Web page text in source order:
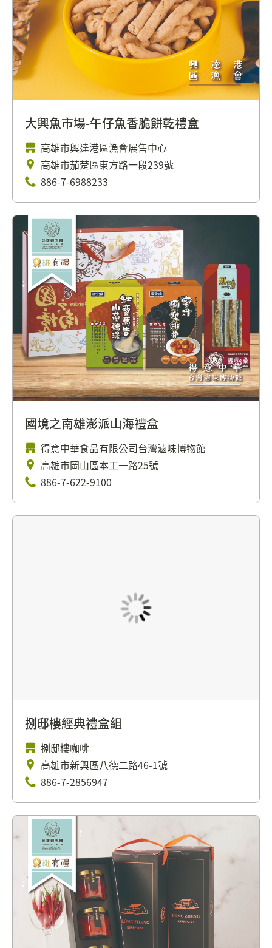
大興魚市場-午仔魚香脆餅乾禮盒
高雄市興達港區漁會展售中心
高雄市茄萣區東方路一段239號
886-7-6988233
國境之南雄澎派山海禮盒
得意中華食品有限公司台灣滷味博物館
高雄市岡山區本工一路25號
886-7-622-9100
捌邸樓經典禮盒組
捌邸樓咖啡
高雄市新興區八德二路46-1號
886-7-2856947